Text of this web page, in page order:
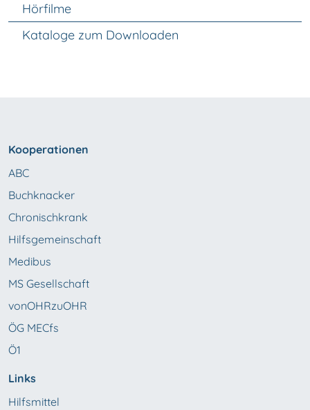
Hörfilme
Kataloge zum Downloaden
Kooperationen
ABC
Buchknacker
Chronischkrank
Hilfsgemeinschaft
Medibus
MS Gesellschaft
vonOHRzuOHR
ÖG MECfs
Ö1
Links
Hilfsmittel